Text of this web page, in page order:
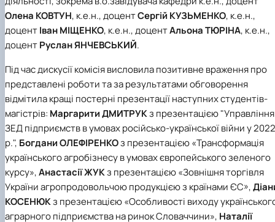
Олена КОВТУН, к.е.н., доцентСергій КУЗЬМЕНКО, к.е.н.,
доцентІван МІЩЕНКО, к.е.н., доцентАльона ТЮРІНА, к.е.н.,
доцентРуслан ЯНЧЕВСЬКИЙ.
Під час дискусії комісія висловила позитивне враження про
представлені роботи та за результатами обговорення
відмітила кращі постерні презентації наступних студентів-
магістрів: Маргарити ДМИТРУКз презентацією "Управління
ЗЕД підприємств в умовах російсько-української війни у 2022
р.", Богдани ОЛЕФІРЕНКОз презентацією «Трансформація
українського агробізнесу в умовах європейського зеленого
курсу»,Анастасії ЖУКз презентацією «Зовнішня торгівля
України агропродовольчою продукцією з країнами ЄС»,
КОСЕНЮКз презентацією «Особливості виходу
аграрного підприємства на ринок Словаччини», Наталії